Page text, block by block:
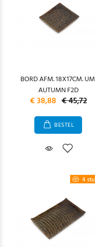
BORD AFM. 18X17CM.
AUTUMN F2D
€ 38,88 € 45,72
BESTEL
4